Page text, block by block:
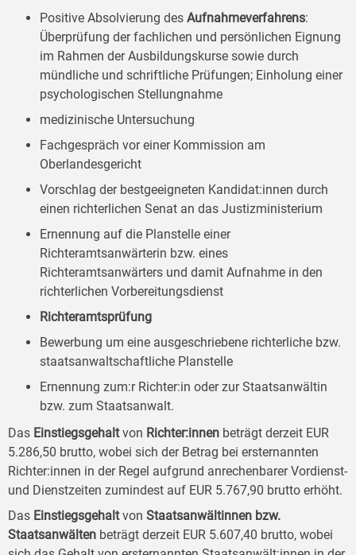
Positive Absolvierung des Aufnahmeverfahrens:
Überprüfung der fachlichen und persönlichen Eignung
im Rahmen der Ausbildungskurse sowie durch
mündliche und schriftliche Prüfungen; Einholung einer
psychologischen Stellungnahme
medizinische Untersuchung
Fachgespräch vor einer Kommission am
Oberlandesgericht
Vorschlag der bestgeeigneten Kandidat:innen durch
einen richterlichen Senat an das Justizministerium
Ernennung auf die Planstelle einer
Richteramtsanwärterin bzw. eines
Richteramtsanwärters und damit Aufnahme in den
richterlichen Vorbereitungsdienst
Richteramtsprüfung
Bewerbung um eine ausgeschriebene richterliche bzw.
staatsanwaltschaftliche Planstelle
Ernennung zum:r Richter:in oder zur Staatsanwältin
bzw. zum Staatsanwalt.
Das Einstiegsgehaltvon Richter:innen beträgt derzeit EUR
5.286,50 brutto, wobei sich der Betrag bei ersternannten
Richter:innen in der Regel aufgrund anrechenbarer Vordienst-
und Dienstzeiten zumindest auf EUR 5.767,90 brutto erhöht.
Das Einstiegsgehaltvon Staatsanwältinnen bzw.
Staatsanwälten beträgt derzeit EUR 5.607,40 brutto, wobei